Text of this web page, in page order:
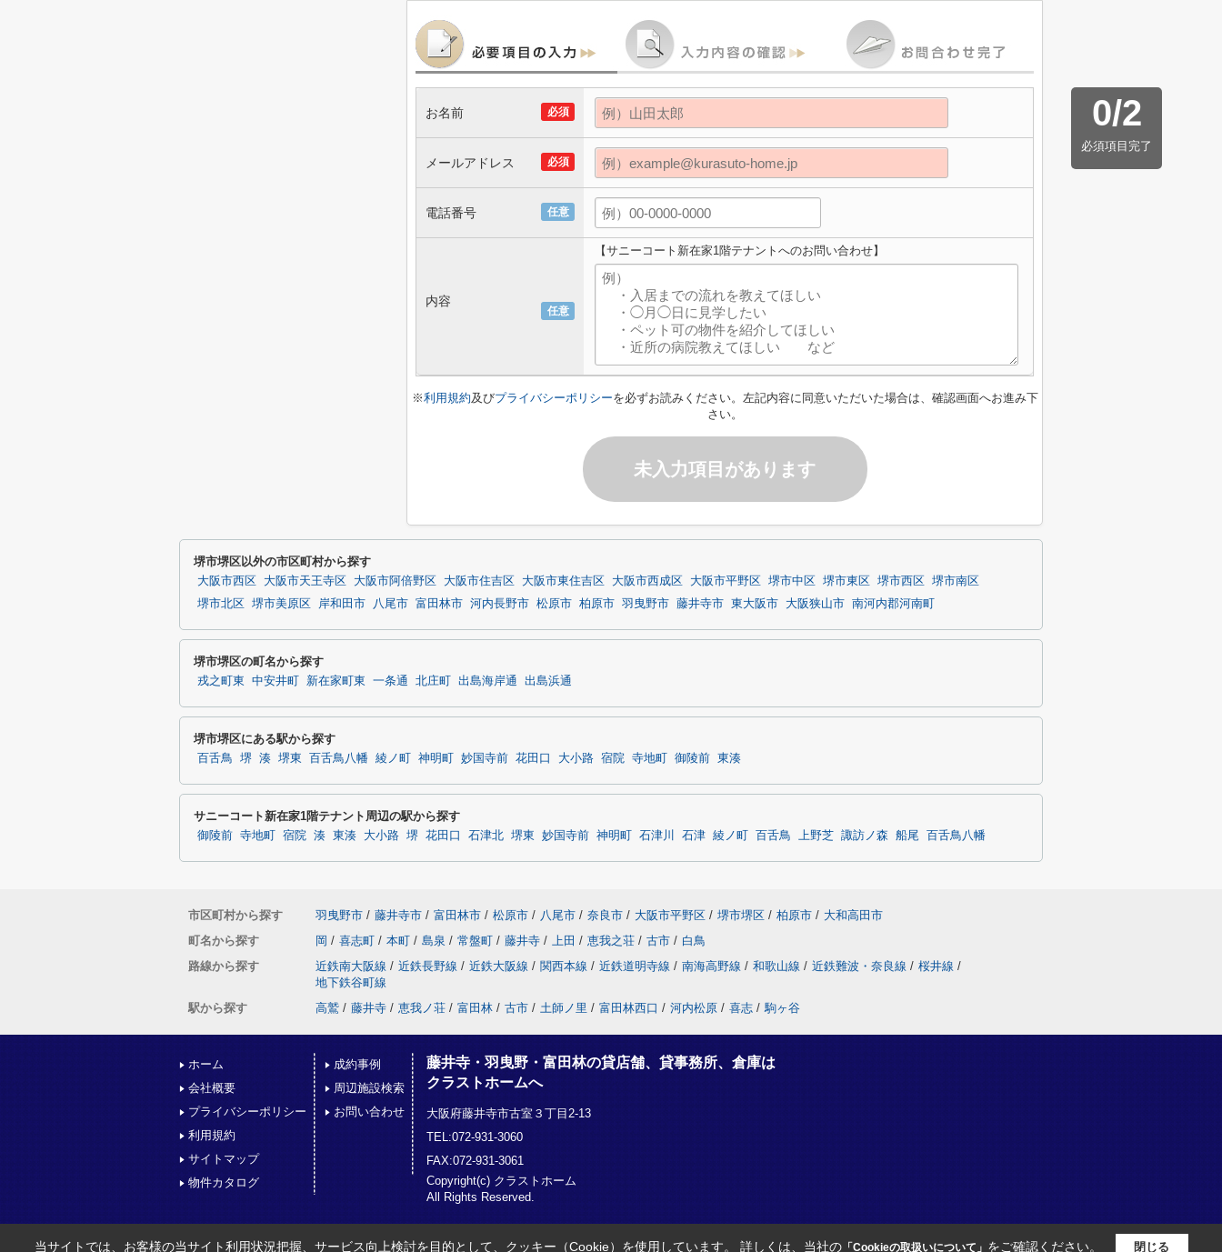
0/2
必須項目完了
必須
お名前
必須
メールアドレス
任意
電話番号
任意
内容
【サニーコート新在家1階テナントへのお問い合わせ】
※利用規約及びプライバシーポリシーを必ずお読みください。左記内容に同意いただいた場合は、確認画面へお進み下
さい。
未入力項目があります
堺市堺区以外の市区町村から探す
大阪市西区 大阪市天王寺区 大阪市阿倍野区 大阪市住吉区 大阪市東住吉区 大阪市西成区 大阪市平野区 堺市中区 堺市東区 堺市西区
堺市南区
堺市北区
堺市美原区 岸和田市 八尾市 富田林市 河内長野市 松原市 柏原市 羽曳野市 藤井寺市 東大阪市 大阪狭山市 南河内郡河南町
堺市堺区の町名から探す
戎之町東 中安井町 新在家町東 一条通 北庄町 出島海岸通 出島浜通
堺市堺区にある駅から探す
百舌鳥 堺 湊 堺東 百舌鳥八幡 綾ノ町 神明町 妙国寺前 花田口 大小路 宿院 寺地町 御陵前 東湊
サニーコート新在家1階テナント周辺の駅から探す
御陵前 寺地町 宿院 湊 東湊 大小路 堺 花田口 石津北 堺東 妙国寺前 神明町 石津川 石津 綾ノ町 百舌鳥 上野芝 諏訪ノ森 船尾 百舌鳥八幡
市区町村から探す 羽曳野市 / 藤井寺市 / 富田林市 / 松原市 / 八尾市 / 奈良市 / 大阪市平野区 / 堺市堺区 / 柏原市 / 大和高田市
町名から探す
岡 / 喜志町 / 本町 / 島泉 / 常盤町 / 藤井寺 / 上田 / 恵我之荘 / 古市 / 白鳥
路線から探す
近鉄南大阪線 / 近鉄長野線 / 近鉄大阪線 / 関西本線 / 近鉄道明寺線 / 南海高野線 / 和歌山線 / 近鉄難波・奈良線 / 桜井線 /
地下鉄谷町線
駅から探す
高鷲 / 藤井寺 / 恵我ノ荘 / 富田林 / 古市 / 土師ノ里 / 富田林西口 / 河内松原 / 喜志 / 駒ヶ谷
ホーム
会社概要
プライバシーポリシー
利用規約
サイトマップ
物件カタログ
成約事例
周辺施設検索
お問い合わせ
藤井寺・羽曳野・富田林の貸店舗、貸事務所、倉庫は
クラストホームへ
大阪府藤井寺市古室３丁目2-13
TEL:072-931-3060
FAX:072-931-3061
Copyright(c) クラストホーム
All Rights Reserved.
当サイトでは、お客様の当サイト利用状況把握、サービス向上検討を目的として、クッキー（Cookie）を使用しています。 詳しくは、当社の「Cookieの取扱いについて」 をご確認ください。 閉じる